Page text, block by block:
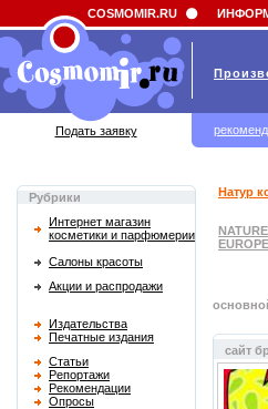
Field 'news_title' doesn't have a default value
Рубрики
Интернет магазин
косметики и парфюмерии
Салоны красоты
Акции и распродажи
Издательства
Печатные издания
Статьи
Репортажи
Рекомендации
Опросы
Натур
сайт
COSMOMIR.RU
Подать заявку